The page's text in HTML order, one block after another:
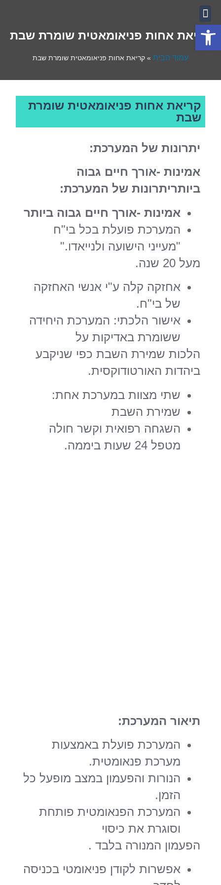
פתח סרגל נגישות
קריאת אחות פניאומאטית שומרת שבת
עמוד הבית » קריאת אחות פניאומאטית שומרת שבת
קריאת אחות פניאומאטית שומרת
שבת
יתרונות של המערכת:
אמינות -אורך חיים גבוה
ביותריתרונות של המערכת:
אמינות -אורך חיים גבוה ביותר
המערכת פועלת בכל בי"ח
"מעייני הישועה ולנייאדו."
מעל 20 שנה.
אחזקה קלה ע"י אנשי האחזקה
של בי"ח.
אישור הלכתי: המערכת היחידה
ששומרת באדיקות על
הלכות שמירת השבת כפי שניקבע
ביהדות האורטודוקסית.
שתי מצוות במערכת אחת:
שמירת השבת
השגחה רפואית וקשר חולה
מטפל 24 שעות ביממה.
תיאור המערכת:
המערכת פועלת באמצעות
מערכת פנאומטית.
הנורות והפעמון במצב מופעל כל
הזמן.
המערכת הפנאומטית פותחת
וסוגרת את כיסוי
הפעמון המנורה בלבד .
אפשרות לקודן פניאומטי בכניסה